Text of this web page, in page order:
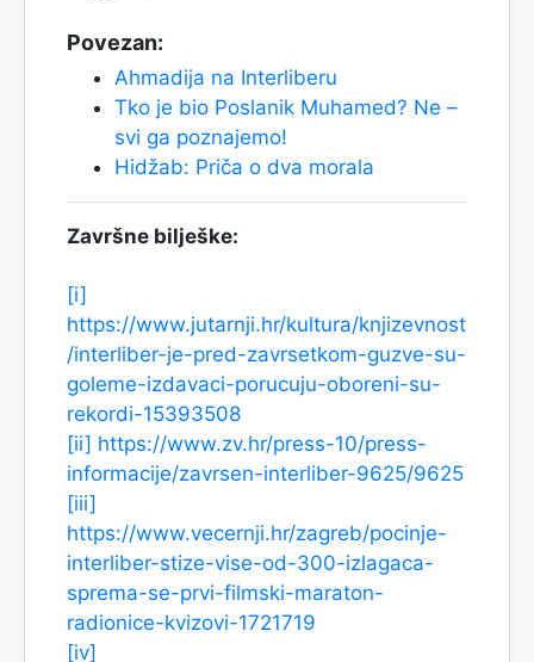
Povezan:
Ahmadija na Interliberu
Tko je bio Poslanik Muhamed? Ne –
svi ga poznajemo!
Hidžab: Priča o dva morala
Završne bilješke:
[i]
https://www.jutarnji.hr/kultura/knjizevnost
/interliber-je-pred-zavrsetkom-guzve-su-
goleme-izdavaci-porucuju-oboreni-su-
rekordi-15393508
[ii] https://www.zv.hr/press-10/press-
informacije/zavrsen-interliber-9625/9625
[iii]
https://www.vecernji.hr/zagreb/pocinje-
interliber-stize-vise-od-300-izlagaca-
sprema-se-prvi-filmski-maraton-
radionice-kvizovi-1721719
[iv]